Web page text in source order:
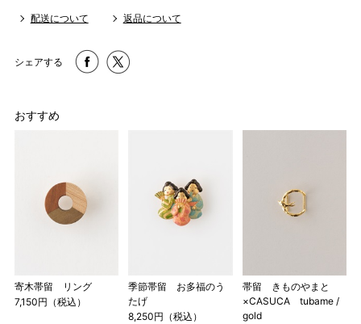
配送について 返品について
シェアする
おすすめ
寄木帯留 リング
7,150円（税込）
季節帯留 お多福のう
たげ
8,250円（税込）
帯留 きものやまと
×CASUCA tubame /
gold